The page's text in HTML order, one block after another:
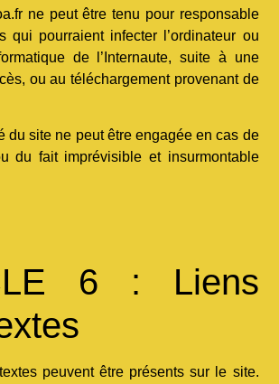
ne peut être tenu pour responsable
qui pourraient infecter l’ordinateur ou
de l’Internaute, suite à une
ou au téléchargement provenant de
du site ne peut être engagée en cas de
du fait imprévisible et insurmontable
6 : Liens
peuvent être présents sur le site.